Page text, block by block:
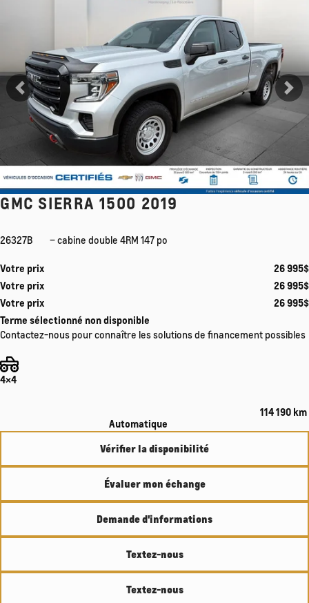
Précédent
GMC SIERRA 1500 2019
26327B – cabine double 4RM 147 po
Votre prix 26 995$
Votre prix
26 995$
Votre prix
26 995$
Terme sélectionné non disponible
Contactez-nous pour connaître les solutions de financement possibles
4×4
Automatique
114 190 km
Vérifier la disponibilité
Évaluer mon échange
Demande d'informations
Textez-nous
Textez-nous